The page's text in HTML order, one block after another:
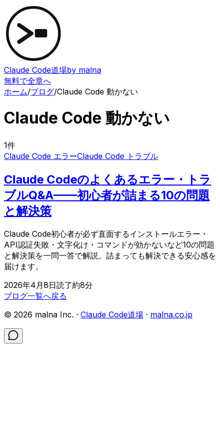
Claude Code道場by malna
無料で全章へ
ホーム/ブログ/Claude Code 動かない
Claude Code 動かない
1件
Claude Code エラーClaude Code トラブル
Claude Codeのよくあるエラー・トラ
ブルQ&A——初心者が詰まる10の問題
と解決策
Claude Code初心者が必ず直面するインストールエラー・
API認証失敗・文字化け・コマンドが効かないなど10の問題
と解決策を一問一答で解説。詰まっても解決できる安心感を
届けます。
2026年4月8日読了約8分
ブログ一覧へ戻る
© 2026 malna Inc. · Claude Code道場 · malna.co.jp